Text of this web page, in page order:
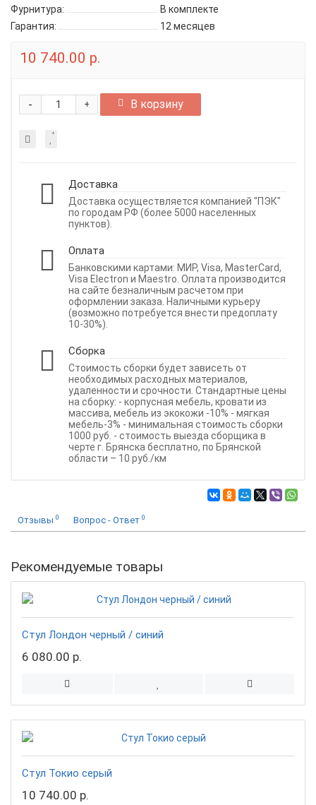
Фурнитура:
В комплекте
Гарантия:
12 месяцев
10 740.00 р.
+
- В корзину
Доставка
Доставка осуществляется компанией "ПЭК"
по городам РФ (более 5000 населенных
пунктов).
Оплата
Банковскими картами: МИР, Visa, MasterCard,
Visa Electron и Maestro. Оплата производится
на сайте безналичным расчетом при
оформлении заказа. Наличными курьеру
(возможно потребуется внести предоплату
10-30%).
Сборка
Стоимость сборки будет зависеть от
необходимых расходных материалов,
удаленности и срочности. Стандартные цены
на сборку: - корпусная мебель, кровати из
массива, мебель из экокожи -10% - мягкая
мебель-3% - минимальная стоимость сборки
1000 руб. - стоимость выезда сборщика в
черте г. Брянска бесплатно, по Брянской
области – 10 руб./км
Отзывы 0 Вопрос - Ответ 0
Рекомендуемые товары
Стул Лондон черный / синий
6 080.00 р.
Стул Токио серый
10 740.00 р.